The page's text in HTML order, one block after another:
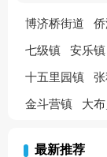
博济桥街道
七级镇 安乐镇
十五里园镇
金斗营镇 大
最新推荐